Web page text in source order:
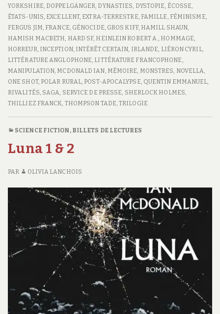
YORKSHIRE, DOPPELGÄNGER, DYNASTIES, DYSTOPIE, ÉCOSSE,
ÉTATS-UNIS, EXCELLENT, EXTRA-TERRESTRE, FAMILLE , FÉMINISME,
FERGUS JIM, FRANCE, GÉNOCIDE, GROS KIFF, HAMILL SHAUN,
HAMISH MACBETH, HARD SF, HEINLEIN ROBERT A., HOMMAGE,
HORREUR, INCEPTION, INTÉRÊT CERTAIN, IRLANDE, LIÉRON CYRIL,
LITTÉRATURE ANGLOPHONE, LITTÉRATURE FRANCOPHONE ,
MANIPULATION, MCDONALD IAN, MÉMOIRE, MONSTRES, NOVELLA,
ONE SHOT, POLAR RURAL, POST-APOCALYPSE, QUENTIN EMMANUEL,
RIVALITÉS, SAGA, SERVICE DE PRESSE, SHERLOCK HOLMES,
THILLIEZ FRANCK, THOMPSON TADE,TRILOGIE
SCIENCE FICTION , BILLETS DE LECTURES
Luna 1 & 2
PAR OLIVIA LANCHOIS